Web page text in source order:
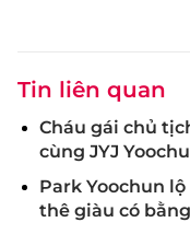
Tin liên quan
Cháu gái chủ
cùng JYJ
Park Yoochun
thê giàu có